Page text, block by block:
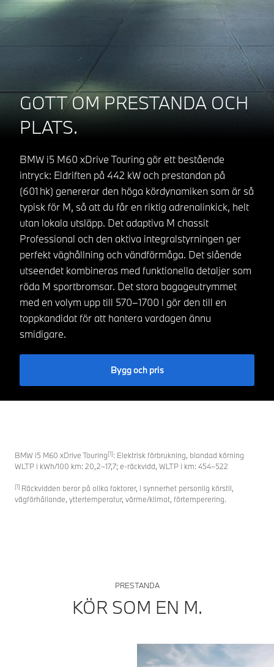
GOTT OM PRESTANDA OCH
PLATS.
BMW i5 M60 xDrive Touring gör ett bestående
intryck: Eldriften på 442 kW och prestandan på
(601 hk) genererar den höga kördynamiken som är så
typisk för M, så att du får en riktig adrenalinkick, helt
utan lokala utsläpp. Det adaptiva M chassit
Professional och den aktiva integralstyrningen ger
perfekt väghållning och vändförmåga. Det slående
utseendet kombineras med funktionella detaljer som
röda M sportbromsar. Det stora bagageutrymmet
med en volym upp till 570–1700 l gör den till en
toppkandidat för att hantera vardagen ännu
smidigare.
Bygg och pris
BMW i5 M60 xDrive Touring[1]: Elektrisk förbrukning, blandad körning
WLTP i kWh/100 km: 20,2–17,7; e-räckvidd, WLTP i km: 454–522
[1] Räckvidden beror på olika faktorer, i synnerhet personlig körstil,
vägförhållande, yttertemperatur, värme/klimat, förtemperering.
PRESTANDA
KÖR SOM EN M.